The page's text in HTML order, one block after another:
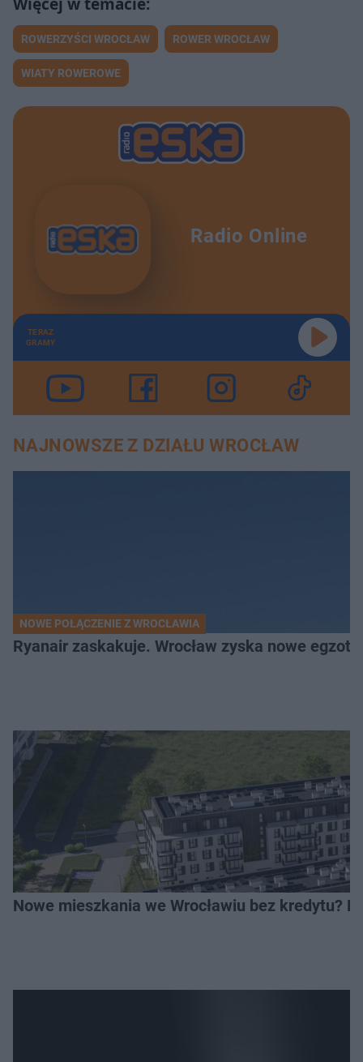
ROWERZYŚCI WROCŁAW ROWER WROCŁAW
WIATY ROWEROWE
Radio Online
TERAZ
GRAMY
NAJNOWSZE Z DZIAŁU WROCŁAW
NOWE POŁĄCZENIE Z WROCŁAWIA
Ryanair zaskakuje. Wrocław zyska nowe
Nowe mieszkania we Wrocławiu bez kredytu?